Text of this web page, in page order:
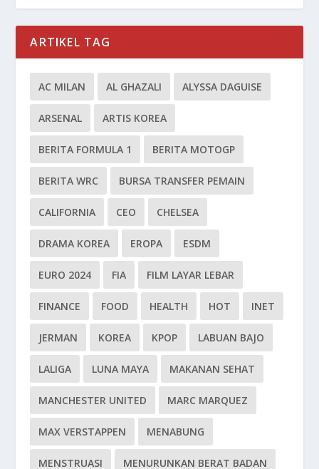
ARTIKEL TAG
AC MILAN AL GHAZALI ALYSSA DAGUISE
ARSENAL ARTIS KOREA
BERITA FORMULA 1 BERITA MOTOGP
BERITA WRC BURSA TRANSFER PEMAIN
CALIFORNIA CEO CHELSEA
DRAMA KOREA EROPA ESDM
EURO 2024 FIA FILM LAYAR LEBAR
FINANCE FOOD HEALTH HOT INET
JERMAN KOREA KPOP LABUAN BAJO
LALIGA LUNA MAYA MAKANAN SEHAT
MANCHESTER UNITED MARC MARQUEZ
MAX VERSTAPPEN MENABUNG
MENSTRUASI MENURUNKAN BERAT BADAN